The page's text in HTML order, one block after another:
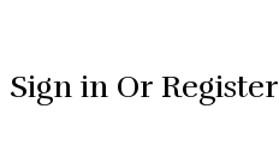
Sign in Or Register